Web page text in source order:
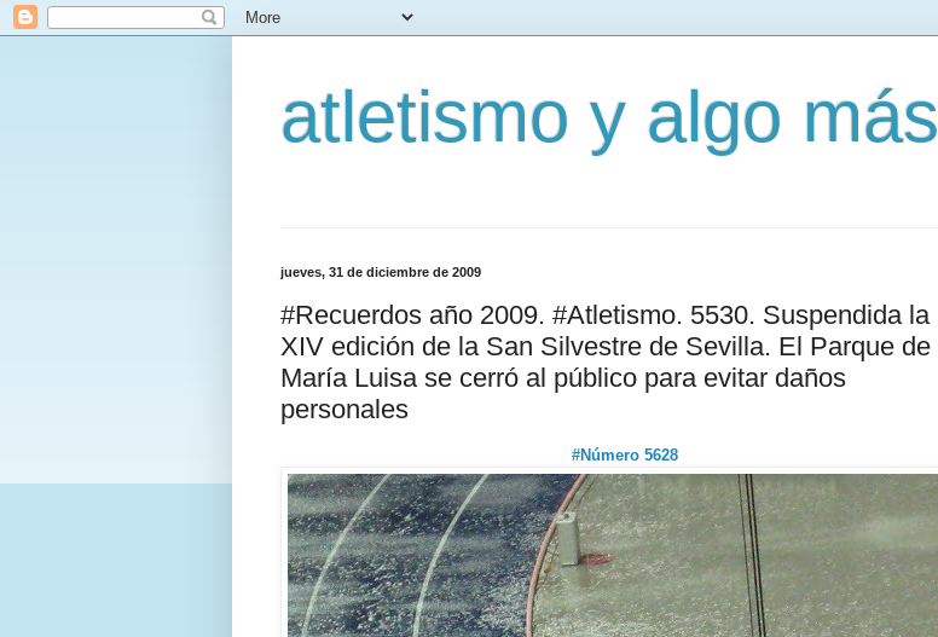
atletismo y algo más
jueves, 31 de diciembre de 2009
#Recuerdos año 2009. #Atletismo. 5530. Suspendida la
XIV edición de la San Silvestre de Sevilla. El Parque de
María Luisa se cerró al público para evitar daños
personales
#Número 5628